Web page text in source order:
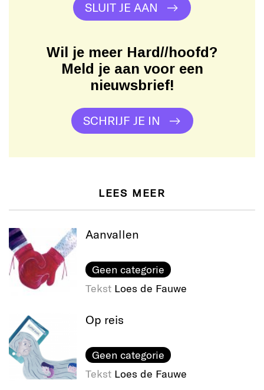
SLUIT JE AAN
Wil je meer Hard//hoofd?
Meld je aan voor een
nieuwsbrief!
SCHRIJF JE IN
LEES MEER
Aanvallen
Geen categorie
Tekst Loes de Fauwe
Op reis
Geen categorie
Tekst Loes de Fauwe